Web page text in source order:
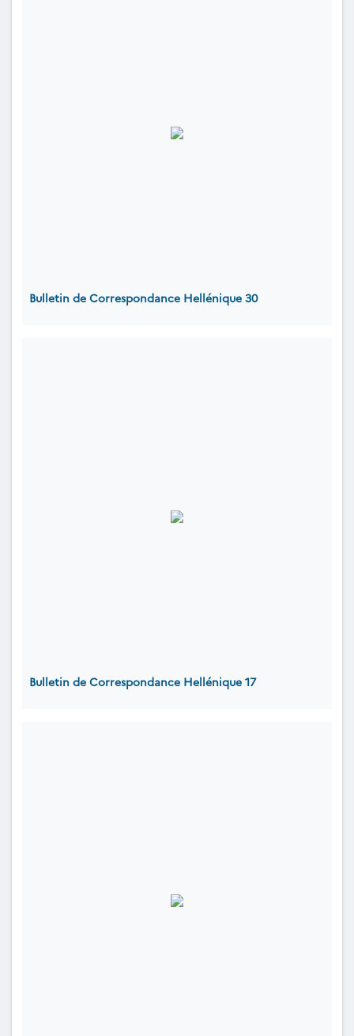
Bulletin de Correspondance Hellénique 30
Bulletin de Correspondance Hellénique 17